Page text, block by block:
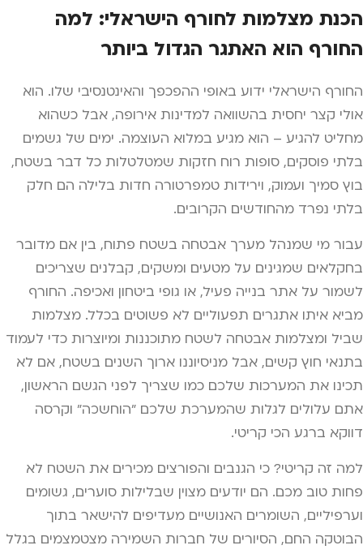
הכנת מצלמות לחורף הישראלי: למה
החורף הוא האתגר הגדול ביותר
החורף הישראלי ידוע באופי ההפכפך והאינטנסיבי שלו. הוא
אולי קצר יחסית בהשוואה למדינות אירופה, אבל כשהוא
מחליט להגיע – הוא מגיע במלוא העוצמה. ימים של גשמים
בלתי פוסקים, סופות רוח חזקות שמטלטלות כל דבר בשטח,
בוץ סמיך ועמוק, וירידות טמפרטורה חדות בלילה הם חלק
בלתי נפרד מהחודשים הקרובים.
עבור מי שמנהל מערך אבטחה בשטח פתוח, בין אם מדובר
בחקלאים שמגינים על מטעים ומשקים, קבלנים שצריכים
לשמור על אתר בנייה פעיל, או גופי ביטחון ואכיפה. החורף
מביא איתו אתגרים תפעוליים לא פשוטים בכלל. מצלמות
שביל ומצלמות אבטחה לשטח מתוכננות ומיוצרות כדי לעמוד
בתנאי חוץ קשים, אבל מניסיוננו ארוך השנים בשטח, אם לא
תכינו את המערכות שלכם כמו שצריך לפני הגשם הראשון,
אתם עלולים לגלות שהמערכת שלכם "הוחשכה" וקרסה
דווקא ברגע הכי קריטי.
למה זה קריטי? כי הגנבים והפורצים מכירים את השטח לא
פחות טוב מכם. הם יודעים מצוין שבלילות סוערים, גשומים
וערפיליים, השומרים האנושיים מעדיפים להישאר בתוך
הבוטקה החם, הסיורים של חברות השמירה מצטמצמים בגלל